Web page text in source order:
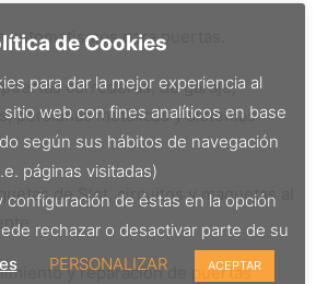
automatismos para puertas.
puertas correderas, de garaje,
persianas metálicas y sistemas
de Slot, circuitos y maquetas al
y reparación de puertas
de Cookies
para dar la mejor experiencia al
web con fines analíticos en base
según sus hábitos de navegación
páginas visitadas)
configuración de éstas en la opción
rechazar o desactivar parte de su
PERSONALIZAR ACEPTAR